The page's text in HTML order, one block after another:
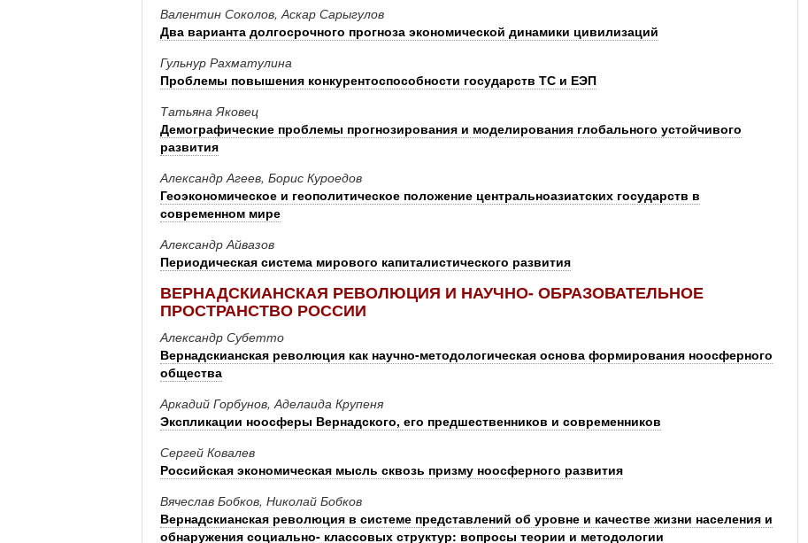
Валентин Соколов, Аскар Сарыгулов
Два варианта долгосрочного прогноза экономической динамики цивилизаций
Гульнур Рахматулина
Проблемы повышения конкурентоспособности государств ТС и ЕЭП
Татьяна Яковец
Демографические проблемы прогнозирования и моделирования глобального устойчивого
развития
Александр Агеев, Борис Куроедов
Геоэкономическое и геополитическое положение центральноазиатских государств в
современном мире
Александр Айвазов
Периодическая система мирового капиталистического развития
ВЕРНАДСКИАНСКАЯ РЕВОЛЮЦИЯ И НАУЧНО- ОБРАЗОВАТЕЛЬНОЕ
ПРОСТРАНСТВО РОССИИ
Александр Субетто
Вернадскианская революция как научно-методологическая основа формирования ноосферного
общества
Аркадий Горбунов, Аделаида Крупеня
Экспликации ноосферы Вернадского, его предшественников и современников
Сергей Ковалев
Российская экономическая мысль сквозь призму ноосферного развития
Вячеслав Бобков, Николай Бобков
Вернадскианская революция в системе представлений об уровне и качестве жизни населения и
обнаружения социально- классовых структур: вопросы теории и методологии